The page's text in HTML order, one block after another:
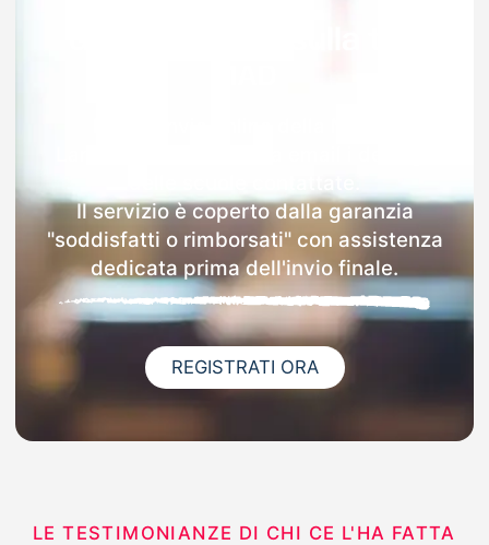
Il servizio è coperto dalla garanzia
"soddisfatti o rimborsati" con assistenza
dedicata prima dell'invio finale.
REGISTRATI ORA
LE TESTIMONIANZE DI CHI CE L'HA FATTA